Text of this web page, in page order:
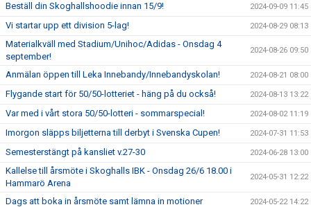
Beställ din Skoghallshoodie innan 15/9! 2024-09-09 11:45
Vi startar upp ett division 5-lag! 2024-08-29 08:13
Materialkväll med Stadium/Unihoc/Adidas - Onsdag 4
september!
2024-08-26 09:50
Anmälan öppen till Leka Innebandy/Innebandyskolan! 2024-08-21 08:00
Flygande start för 50/50-lotteriet - häng på du också! 2024-08-13 13:22
Var med i vårt stora 50/50-lotteri - sommarspecial! 2024-08-02 11:19
Imorgon släpps biljetterna till derbyt i Svenska Cupen! 2024-07-31 11:53
Semesterstängt på kansliet v.27-30 2024-06-28 13:00
Kallelse till årsmöte i Skoghalls IBK - Onsdag 26/6 18.00 i
Hammarö Arena
2024-05-31 12:22
Dags att boka in årsmöte samt lämna in motioner 2024-05-22 14:22